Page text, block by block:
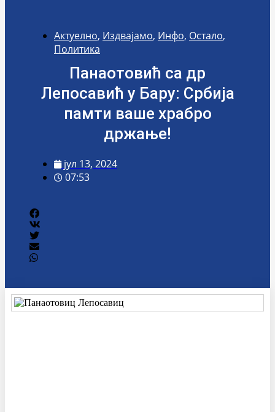
Актуелно, Издвајамо, Инфо, Остало,
Политика
Панаотовић са др
Лепосавић у Бару: Србија
памти ваше храбро
држање!
јул 13, 2024
07:53